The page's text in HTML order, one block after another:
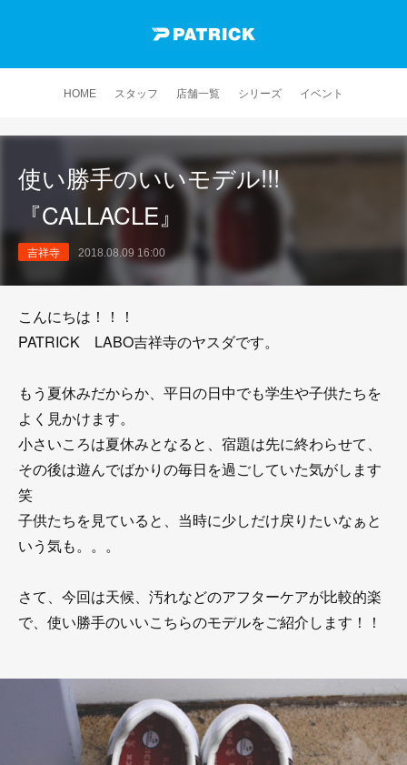
HOME スタッフ 店舗一覧 シリーズ イベント
使い勝手のいいモデル!!!
『CALLACLE』
吉祥寺 2018.08.09 16:00
こんにちは！！！
PATRICK LABO吉祥寺のヤスダです。
もう夏休みだからか、平日の日中でも学生や子供たちを
よく見かけます。
小さいころは夏休みとなると、宿題は先に終わらせて、
その後は遊んでばかりの毎日を過ごしていた気がします
笑
子供たちを見ていると、当時に少しだけ戻りたいなぁと
いう気も。。。
さて、今回は天候、汚れなどのアフターケアが比較的楽
で、使い勝手のいいこちらのモデルをご紹介します！！